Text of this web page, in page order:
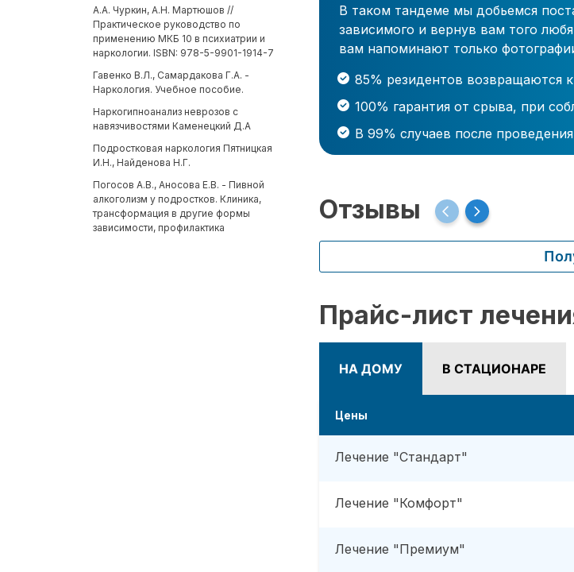
А.А. Чуркин, А.Н. Мартюшов //
Практическое руководство по
применению МКБ 10 в психиатрии и
наркологии. ISBN: 978-5-9901-1914-7
Гавенко В.Л., Самардакова Г.А. -
Наркология. Учебное пособие.
Наркогипноанализ неврозов с
навязчивостями Каменецкий Д.А
Подростковая наркология Пятницкая
И.Н., Найденова Н.Г.
Погосов А.В., Аносова Е.В. - Пивной
алкоголизм у подростков. Клиника,
трансформация в другие формы
зависимости, профилактика
В таком тандеме мы добьемся
зависимого и вернув вам того
вам напоминают только
85% резидентов возвращаются
100% гарантия от срыва, при
В 99% случаев после
Отзывы
Прайс-лист
НА ДОМУ В СТАЦИОНАРЕ
Цены
Лечение "Стандарт"
Лечение "Комфорт"
Лечение "Премиум"